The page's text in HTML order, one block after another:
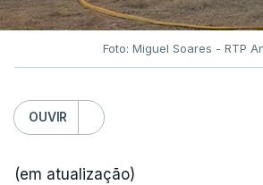
Foto: Miguel Soares - RTP
OUVIR
(em atualização)